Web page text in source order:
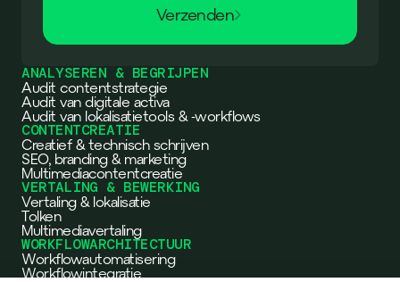
Verzenden
ANALYSEREN & BEGRIJPEN
Audit contentstrategie
Audit van digitale activa
Audit van lokalisatietools & -workflows
CONTENTCREATIE
Creatief & technisch schrijven
SEO, branding & marketing
Multimediacontentcreatie
VERTALING & BEWERKING
Vertaling & lokalisatie
Tolken
Multimediavertaling
WORKFLOWARCHITECTUUR
Workflowautomatisering
Workflowintegratie